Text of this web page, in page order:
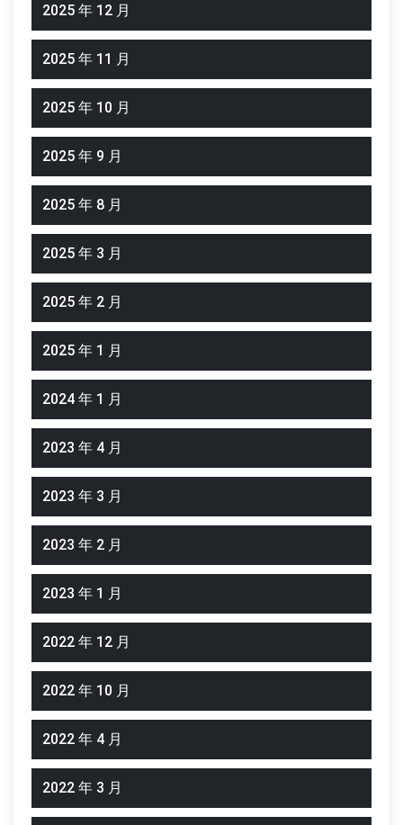
2025 年 12 月
2025 年 11 月
2025 年 10 月
2025 年 9 月
2025 年 8 月
2025 年 3 月
2025 年 2 月
2025 年 1 月
2024 年 1 月
2023 年 4 月
2023 年 3 月
2023 年 2 月
2023 年 1 月
2022 年 12 月
2022 年 10 月
2022 年 4 月
2022 年 3 月